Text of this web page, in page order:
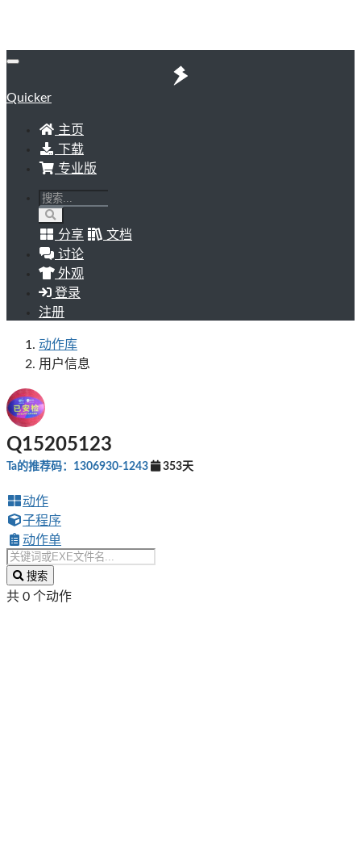
Quicker
主页
下载
专业版
分享
文档
讨论
外观
登录
注册
动作库
用户信息
Q15205123
Ta的推荐码：1306930-1243 353天
动作
子程序
动作单
搜索
共 0 个动作